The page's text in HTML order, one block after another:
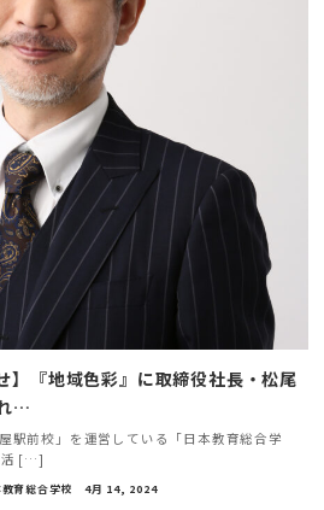
】『地域色彩』に取締役社長・松尾
…
駅前校」を運営している「日本教育総合学
活 […]
育総合学校 4月 14, 2024